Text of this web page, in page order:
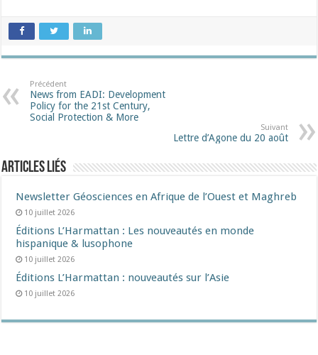
Précédent
News from EADI: Development
Policy for the 21st Century,
Social Protection & More
Suivant
Lettre d’Agone du 20 août
Articles liés
Newsletter Géosciences en Afrique de l’Ouest et Maghreb
10 juillet 2026
Éditions L’Harmattan : Les nouveautés en monde
hispanique & lusophone
10 juillet 2026
Éditions L’Harmattan : nouveautés sur l’Asie
10 juillet 2026